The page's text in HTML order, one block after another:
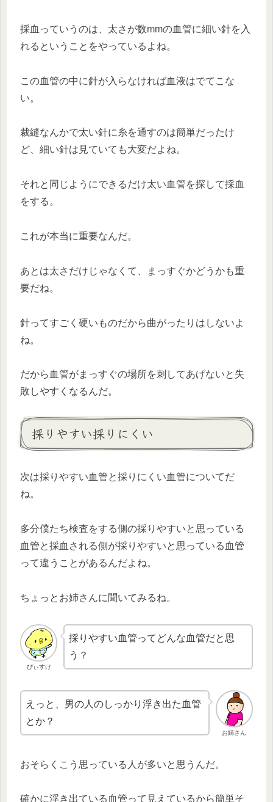
採血っていうのは、太さが数mmの血管に細い針を入
れるということをやっているよね。
この血管の中に針が入らなければ血液はでてこな
い。
裁縫なんかで太い針に糸を通すのは簡単だったけ
ど、細い針は見ていても大変だよね。
それと同じようにできるだけ太い血管を探して採血
をする。
これが本当に重要なんだ。
あとは太さだけじゃなくて、まっすぐかどうかも重
要だね。
針ってすごく硬いものだから曲がったりはしないよ
ね。
だから血管がまっすぐの場所を刺してあげないと失
敗しやすくなるんだ。
採りやすい採りにくい
次は採りやすい血管と採りにくい血管についてだ
ね。
多分僕たち検査をする側の採りやすいと思っている
血管と採血される側が採りやすいと思っている血管
って違うことがあるんだよね。
ちょっとお姉さんに聞いてみるね。
ぴぃすけ
採りやすい血管ってどんな血管だと思
う？
お姉さん
えっと、男の人のしっかり浮き出た血管
とか？
おそらくこう思っている人が多いと思うんだ。
確かに浮き出ている血管って見えているから簡単そ